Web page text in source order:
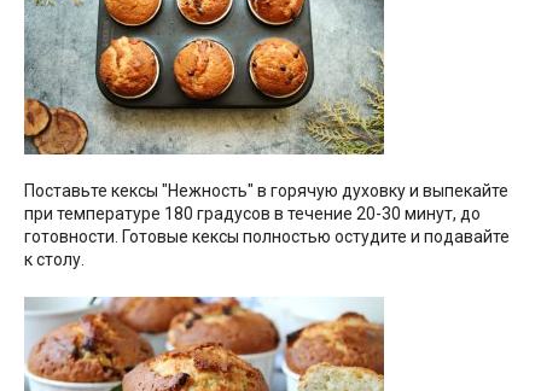
Поставьте кексы "Нежность" в горячую духовку и выпекайте
при температуре 180 градусов в течение 20-30 минут, до
готовности. Готовые кексы полностью остудите и подавайте
к столу.